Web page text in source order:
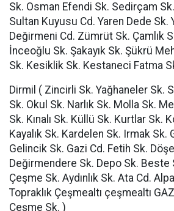
Sk. Osman Efendi Sk. Sedirçam
Sultan Kuyusu Cd. Yaren Dede Sk.
Değirmeni Cd. Zümrüt Sk. Çamlık
İnceoğlu Sk. Şakayık Sk. Şükrü
Sk. Kesiklik Sk. Kestaneci Fatma
Dirmil ( Zincirli Sk. Yağhaneler Sk.
Sk. Okul Sk. Narlık Sk. Molla Sk.
Sk. Kınalı Sk. Küllü Sk. Kurtlar Sk.
Kayalık Sk. Kardelen Sk. Irmak Sk.
Gelincik Sk. Gazi Cd. Fetih Sk.
Değirmendere Sk. Depo Sk. Beste
Çeşme Sk. Aydınlık Sk. Ata Cd.
Topraklık Çeşmealtı çeşmealtı
Çeşme Sk. )